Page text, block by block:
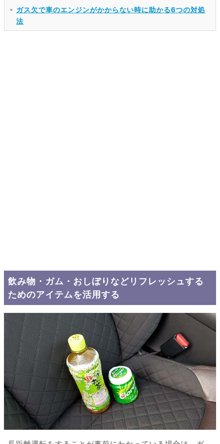
ガス欠で車のエンジンがかからない時に助かる6つの対処
法
飲み物・ガム・おしぼりなどリフレッシュする
ためのアイテムを活用する